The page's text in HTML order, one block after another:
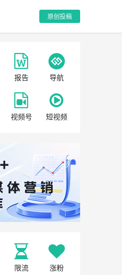
原创投稿
报告 导航
视频号 短视频
限流 涨粉